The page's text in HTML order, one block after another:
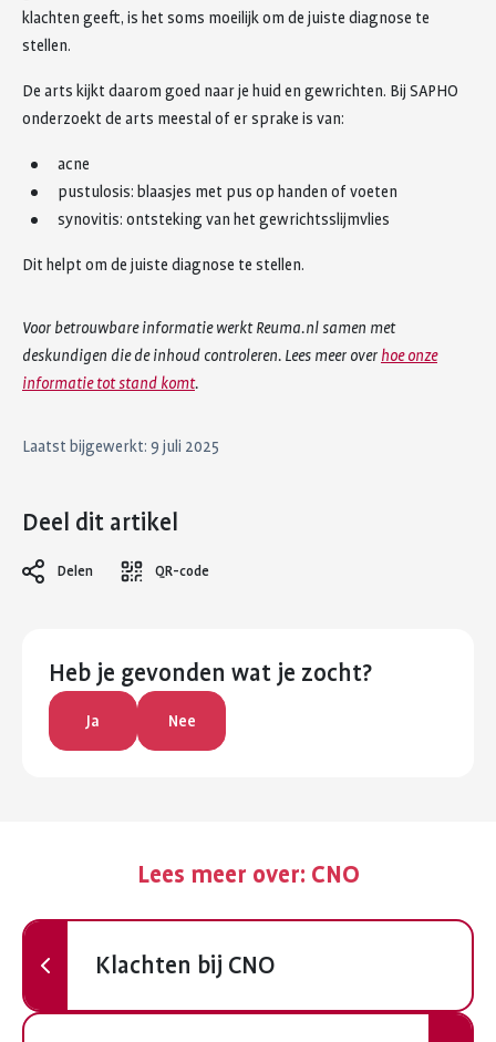
klachten geeft, is het soms moeilijk om de juiste diagnose te
stellen.
De arts kijkt daarom goed naar je huid en gewrichten. Bij SAPHO
onderzoekt de arts meestal of er sprake is van:
acne
pustulosis: blaasjes met pus op handen of voeten
synovitis: ontsteking van het gewrichtsslijmvlies
Dit helpt om de juiste diagnose te stellen.
Voor betrouwbare informatie werkt Reuma.nl samen met
deskundigen die de inhoud controleren. Lees meer over hoe onze
informatie tot stand komt.
Laatst bijgewerkt: 9 juli 2025
Deel dit artikel
Delen QR-code
Heb je gevonden wat je zocht?
Ja Nee
Lees meer over: CNO
Vorige
Klachten bij CNO
Volgende